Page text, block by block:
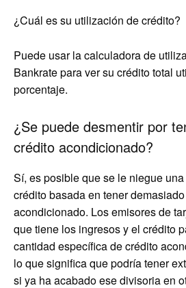
¿Cuál es su utilización de crédito?
Puede usar la calculadora de
Bankrate para ver su crédito total
porcentaje.
¿Se puede desmentir por
crédito acondicionado?
Sí, es posible que se le niegue
crédito basada en tener
acondicionado. Los emisores de
que tiene los ingresos y el crédito
cantidad específica de crédito
lo que significa que podría tener
si ya ha acabado ese divisoria en